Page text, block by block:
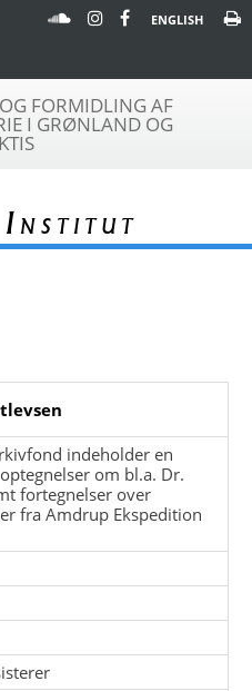
ENGLISH
FORMIDLING AF
I GRØNLAND OG
indeholder en
om bl.a. Dr.
fortegnelser over
fra Amdrup Ekspedition